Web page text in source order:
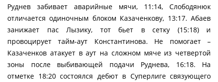
Руднев забивает аварийные мячи, 11:14, Слободянюк
отличается одиночным блоком Казаченкову, 13:17. Абаев
занижает пас Лызику, тот бьет в сетку (15:18) и
провоцирует тайм-аут Константинова. Не помогает –
Казаченков атакует в аут на сложном мяче из четвертой
зоны после выбивающей подачи Руднева, 16:18. На
отметке 18:20 состоялся дебют в Суперлиге связующего